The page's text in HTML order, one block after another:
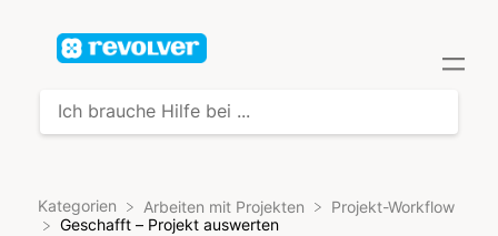
Kategorien ​Arbeiten mit Projekten
​Projekt-Workflow
Geschafft – Projekt auswerten